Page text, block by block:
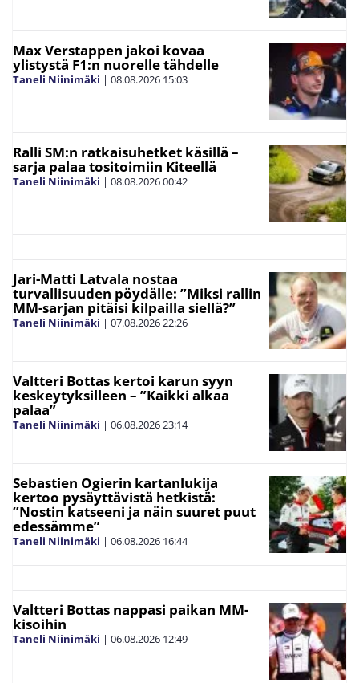
Max Verstappen jakoi kovaa
ylistystä F1:n nuorelle tähdelle
Taneli Niinimäki | 08.08.2026 15:03
Ralli SM:n ratkaisuhetket käsillä –
sarja palaa tositoimiin Kiteellä
Taneli Niinimäki | 08.08.202600:42
Jari-Matti Latvala nostaa
turvallisuuden pöydälle: ”Miksi rallin
MM-sarjan pitäisi kilpailla siellä?”
Taneli Niinimäki | 07.08.202622:26
Valtteri Bottas kertoi karun syyn
keskeytyksilleen – ”Kaikki alkaa
palaa”
Taneli Niinimäki | 06.08.202623:14
Sebastien Ogierin kartanlukija
kertoo pysäyttävistä hetkistä:
”Nostin katseeni ja näin suuret puut
edessämme”
Taneli Niinimäki | 06.08.2026 16:44
Valtteri Bottas nappasi paikan MM-
kisoihin
Taneli Niinimäki | 06.08.2026 12:49